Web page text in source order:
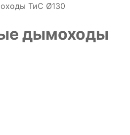
ТиС Ø130
дымоходы